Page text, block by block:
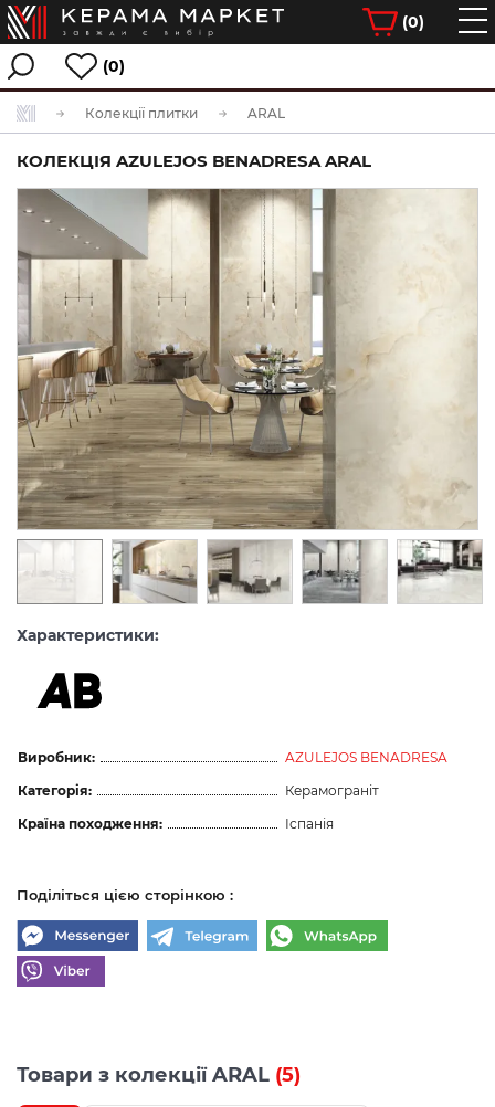
(0)
(0)
Колекції плитки ARAL
КОЛЕКЦІЯ AZULEJOS BENADRESA ARAL
Характеристики:
Виробник:
AZULEJOS BENADRESA
Категорія:
Керамограніт
Країна походження:
Іспанія
Поділіться цією сторінкою :
Товари з колекції ARAL (5)